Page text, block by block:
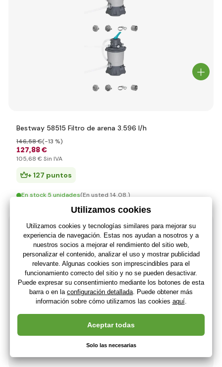
Bestway 58515 Filtro de arena 3.596 l/h
127,88 €
146,58 €(-13 %)
105,68 € Sin IVA
+ 127 puntos
En stock 5 unidades(En usted 14.08.)
-54%